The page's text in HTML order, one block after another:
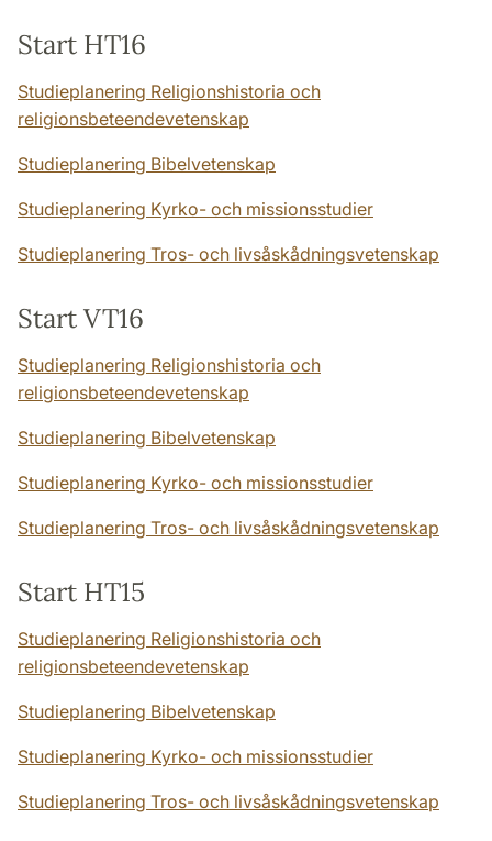
Start HT16
Studieplanering Religionshistoria och
religionsbeteendevetenskap
Studieplanering Bibelvetenskap
Studieplanering Kyrko- och missionsstudier
Studieplanering Tros- och livsåskådningsvetenskap
Start VT16
Studieplanering Religionshistoria och
religionsbeteendevetenskap
Studieplanering Bibelvetenskap
Studieplanering Kyrko- och missionsstudier
Studieplanering Tros- och livsåskådningsvetenskap
Start HT15
Studieplanering Religionshistoria och
religionsbeteendevetenskap
Studieplanering Bibelvetenskap
Studieplanering Kyrko- och missionsstudier
Studieplanering Tros- och livsåskådningsvetenskap